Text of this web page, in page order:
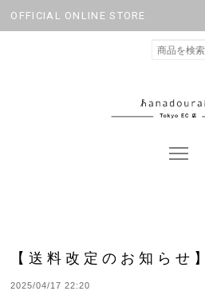
OFFICIAL ONLINE STORE
【送料改定のお知らせ】
2025/04/17 22:20